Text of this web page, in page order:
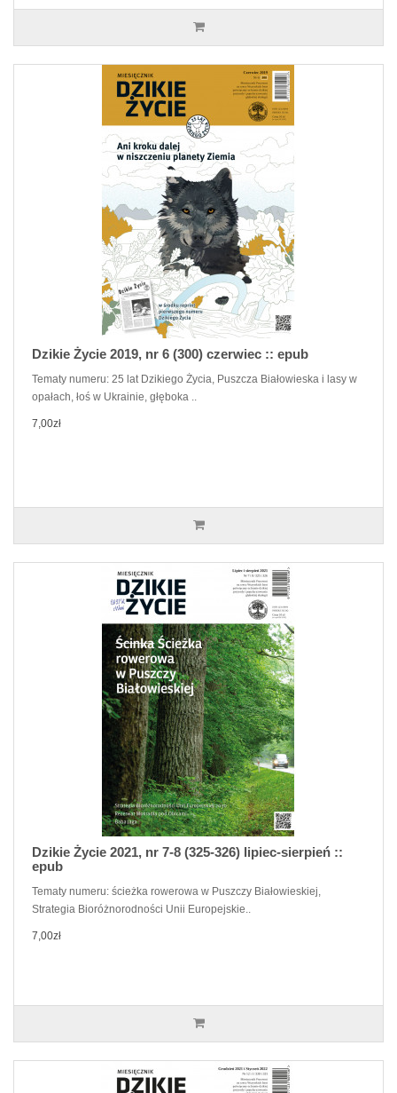
Dzikie Życie 2019, nr 6 (300) czerwiec :: epub
Tematy numeru: 25 lat Dzikiego Życia, Puszcza Białowieska i lasy w
opałach, łoś w Ukrainie, głęboka ..
7,00zł
Dzikie Życie 2021, nr 7-8 (325-326) lipiec-sierpień ::
epub
Tematy numeru: ścieżka rowerowa w Puszczy Białowieskiej,
Strategia Bioróżnorodności Unii Europejskie..
7,00zł